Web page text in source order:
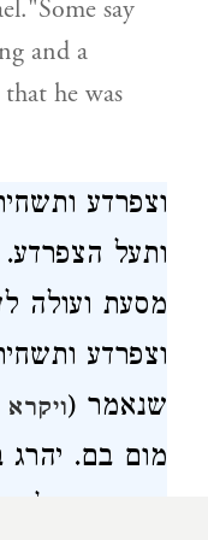
say
and a
he was
וצפרדע
ותעל
מסעת ועולה
וצפרדע
שנאמר (
מום בם. יהרג
בשם ריש